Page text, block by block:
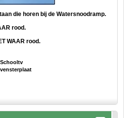
die horen bij de Watersnoodramp.
rood.
WAAR rood.